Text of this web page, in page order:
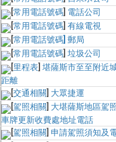
常用電話號碼 電話公司
常用電話號碼 有線電視
常用電話號碼 郵局
常用電話號碼 垃圾公司
里程表 堪薩斯市至至附近
距離
交通相關 大眾捷運
駕照相關 大堪薩斯地區駕
車牌更新收費處地址電話
駕照相關 申請駕照須知及